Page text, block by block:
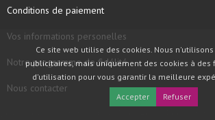
Conditions de paiement
Vos informations personelles
Notre programme de fidélité
Nous contacter
Ce site web utilise des cookies. Nous
publicitaires, mais uniquement des cookies à des
d'utilisation pour vous garantir la meilleure
Accepter
Refuser